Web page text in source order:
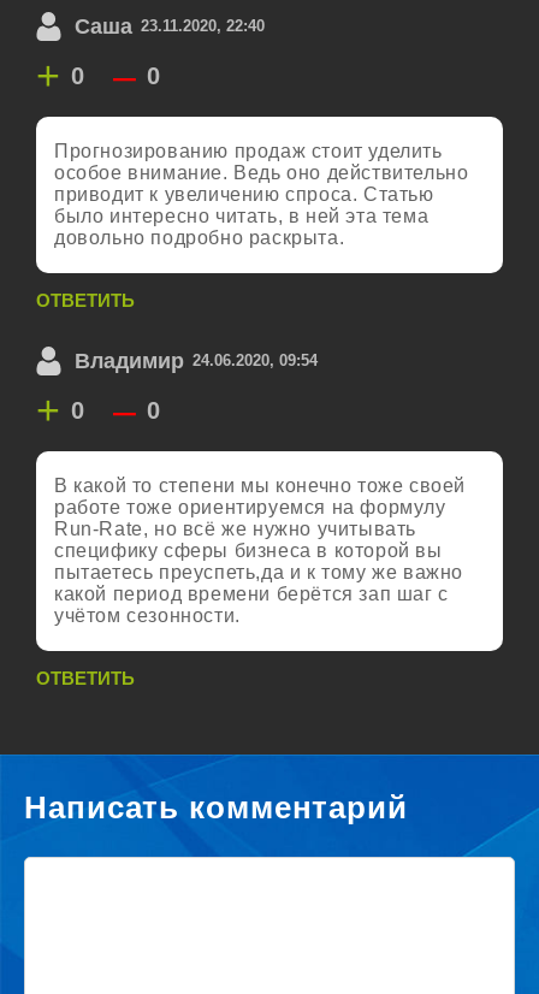
Саша 23.11.2020, 22:40
+ 0 – 0
Прогнозированию продаж стоит уделить
особое внимание. Ведь оно действительно
приводит к увеличению спроса. Статью
было интересно читать, в ней эта тема
довольно подробно раскрыта.
ОТВЕТИТЬ
Владимир 24.06.2020, 09:54
+ 0 – 0
В какой то степени мы конечно тоже своей
работе тоже ориентируемся на формулу
Run-Rate, но всё же нужно учитывать
специфику сферы бизнеса в которой вы
пытаетесь преуспеть,да и к тому же важно
какой период времени берётся зап шаг с
учётом сезонности.
ОТВЕТИТЬ
Написать комментарий